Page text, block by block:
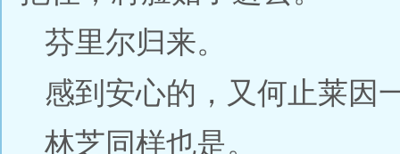
芬里尔归来。
感到安心的，又何止莱因
林芝同样也是。